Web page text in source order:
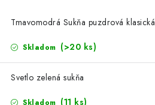
ELEKTRO
Tmavomodrá Sukňa puzdrová klasická
Skladom (>20 ks)
Svetlo zelená sukňa
Skladom (11 ks)